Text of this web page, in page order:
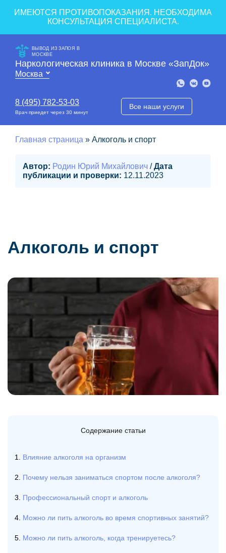
ИМЕЮТСЯ ПРОТИВОПОКАЗАНИЯ. НЕОБХОДИМА
КОНСУЛЬТАЦИЯ СПЕЦИАЛИСТА.
ВЫВОД ИЗ ЗАПОЯ В
МОСКВЕ
Наркологическая клиника в Москве «ЗапДок»
8 (495) 782-53-03
Врач приедет через 30 минут
Все наши услуги
Главная страница » Алкоголь и спорт
Автор: Родин Юрий Михайлович /Дата
публикации и проверки: 12.11.2023
Алкоголь и спорт
Содержание статьи
Влияние алкоголя на организм
Почему нельзя заниматься спортом после алкоголя?
Профессиональный спорт и алкоголь
Можно ли пить алкоголь во время спортивных занятий?
Можно ли пить алкоголь, когда тренируетесь?